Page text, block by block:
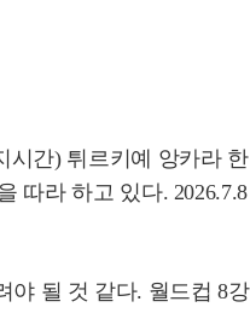
간) 튀르키예 앙카라
라 하고 있다. 2026.7.8
될 것 같다. 월드컵 8